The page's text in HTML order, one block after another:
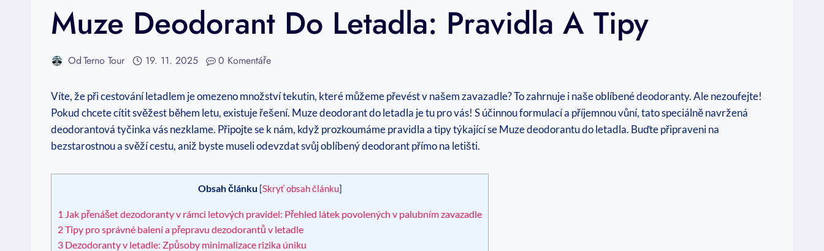
Muze Deodorant Do Letadla: Pravidla A Tipy
OdTerno Tour 19. 11. 2025 0 Komentáře
Víte, že ⁣při cestování letadlem je omezeno množství tekutin, které můžeme převést v našem zavazadle? To zahrnuje i naše ⁤oblíbené deodoranty. Ale nezoufejte!
Pokud chcete cítit svěžest během letu, existuje řešení. Muze deodorant ⁣do⁣ letadla⁤ je tu pro vás! S účinnou formulací a příjemnou vůní, tato speciálně navržená
deodorantová tyčinka vás nezklame. Připojte se k nám, když prozkoumáme pravidla a tipy týkající se Muze deodorantu⁤ do letadla. Buďte připraveni na
bezstarostnou a svěží cestu, aniž byste museli odevzdat svůj oblíbený deodorant⁤ přímo na letišti.
Obsah článku [Skryť obsah článku]
1 Jak přenášet dezodoranty v rámci ‍letových pravidel: Přehled látek povolených v palubním zavazadle
2Tipy pro správné balení a přepravu dezodorantů v letadle
3 Dezodoranty v letadle: Způsoby minimalizace rizika úniku